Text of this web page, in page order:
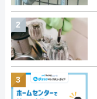
2
3